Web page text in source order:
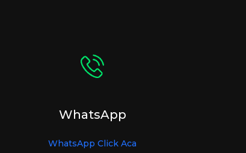
WhatsApp
WhatsApp Click Aca